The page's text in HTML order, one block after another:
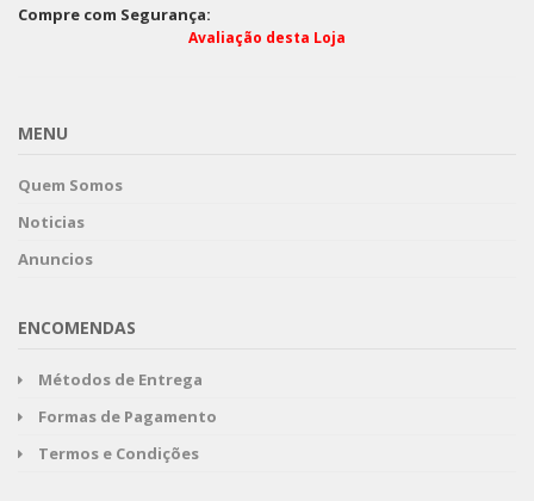
Compre com Segurança:
Avaliação desta Loja
MENU
Quem Somos
Noticias
Anuncios
ENCOMENDAS
Métodos de Entrega
Formas de Pagamento
Termos e Condições